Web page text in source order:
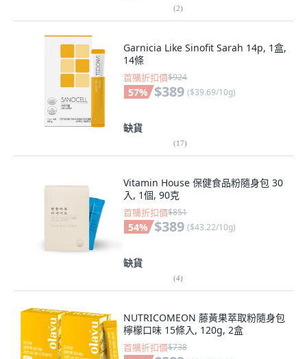
(2)
Garnicia Like Sinofit Sarah 14p, 1盒,
14條
首購折扣價$924
57% $389 ($39.69/10g)
缺貨
(17)
Vitamin House 保健食品粉隨身包 30
入, 1個, 90克
首購折扣價$851
54% $389 ($43.22/10g)
缺貨
(4)
NUTRICOMEON 藤黃果萃取粉隨身包
檸檬口味 15條入, 120g, 2盒
首購折扣價$738